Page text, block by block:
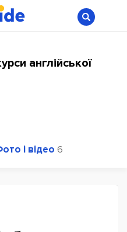
англійської
і відео 6